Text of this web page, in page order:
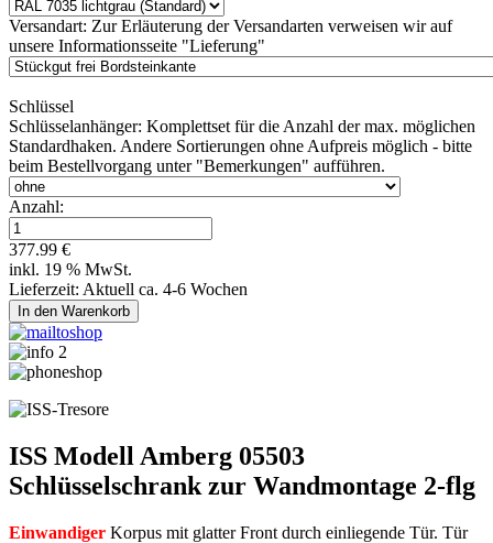
Versandart: Zur Erläuterung der Versandarten verweisen wir auf
unsere Informationsseite "Lieferung"
Schlüssel
Schlüsselanhänger: Komplettset für die Anzahl der max. möglichen
Standardhaken. Andere Sortierungen ohne Aufpreis möglich - bitte
beim Bestellvorgang unter "Bemerkungen" aufführen.
Anzahl:
377.99 €
inkl. 19 % MwSt.
Lieferzeit: Aktuell ca. 4-6 Wochen
ISS Modell Amberg 05503
Schlüsselschrank zur Wandmontage 2-flg
Einwandiger Korpus mit glatter Front durch einliegende Tür. Tür